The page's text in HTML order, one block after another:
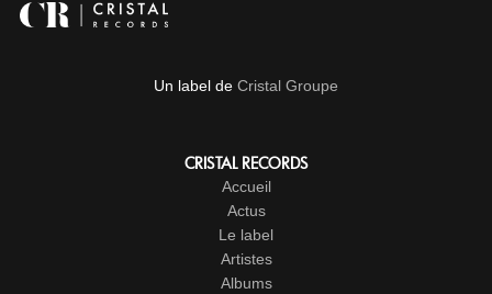
Un label de Cristal Groupe
CRISTAL RECORDS
Accueil
Actus
Le label
Artistes
Albums